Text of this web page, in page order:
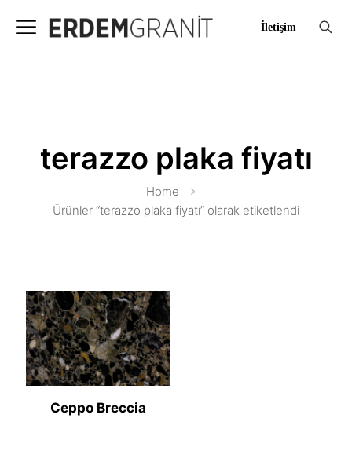
İletişim
terazzo plaka fiyatı
Home
Ürünler “terazzo plaka fiyatı” olarak etiketlendi
Ceppo Breccia